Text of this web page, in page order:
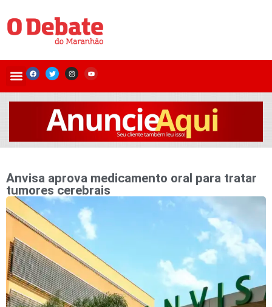
Anvisa aprova medicamento oral para tratar
tumores cerebrais